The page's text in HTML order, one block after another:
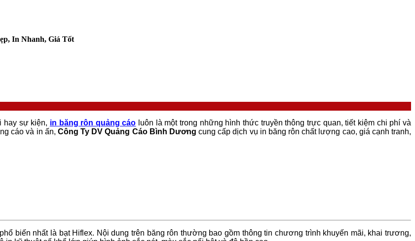
In Nhanh, Giá Tốt
hay sự kiện, in băng rôn quảng cáo luôn là một trong những hình thức truyền thông trực quan, tiết kiệm chi phí và
cáo và in ấn, Công Ty DV Quảng Cáo Bình Dương cung cấp dịch vụ in băng rôn chất lượng cao, giá cạnh tranh,
biến nhất là bạt Hiflex. Nội dung trên băng rôn thường bao gồm thông tin chương trình khuyến mãi, khai trương,